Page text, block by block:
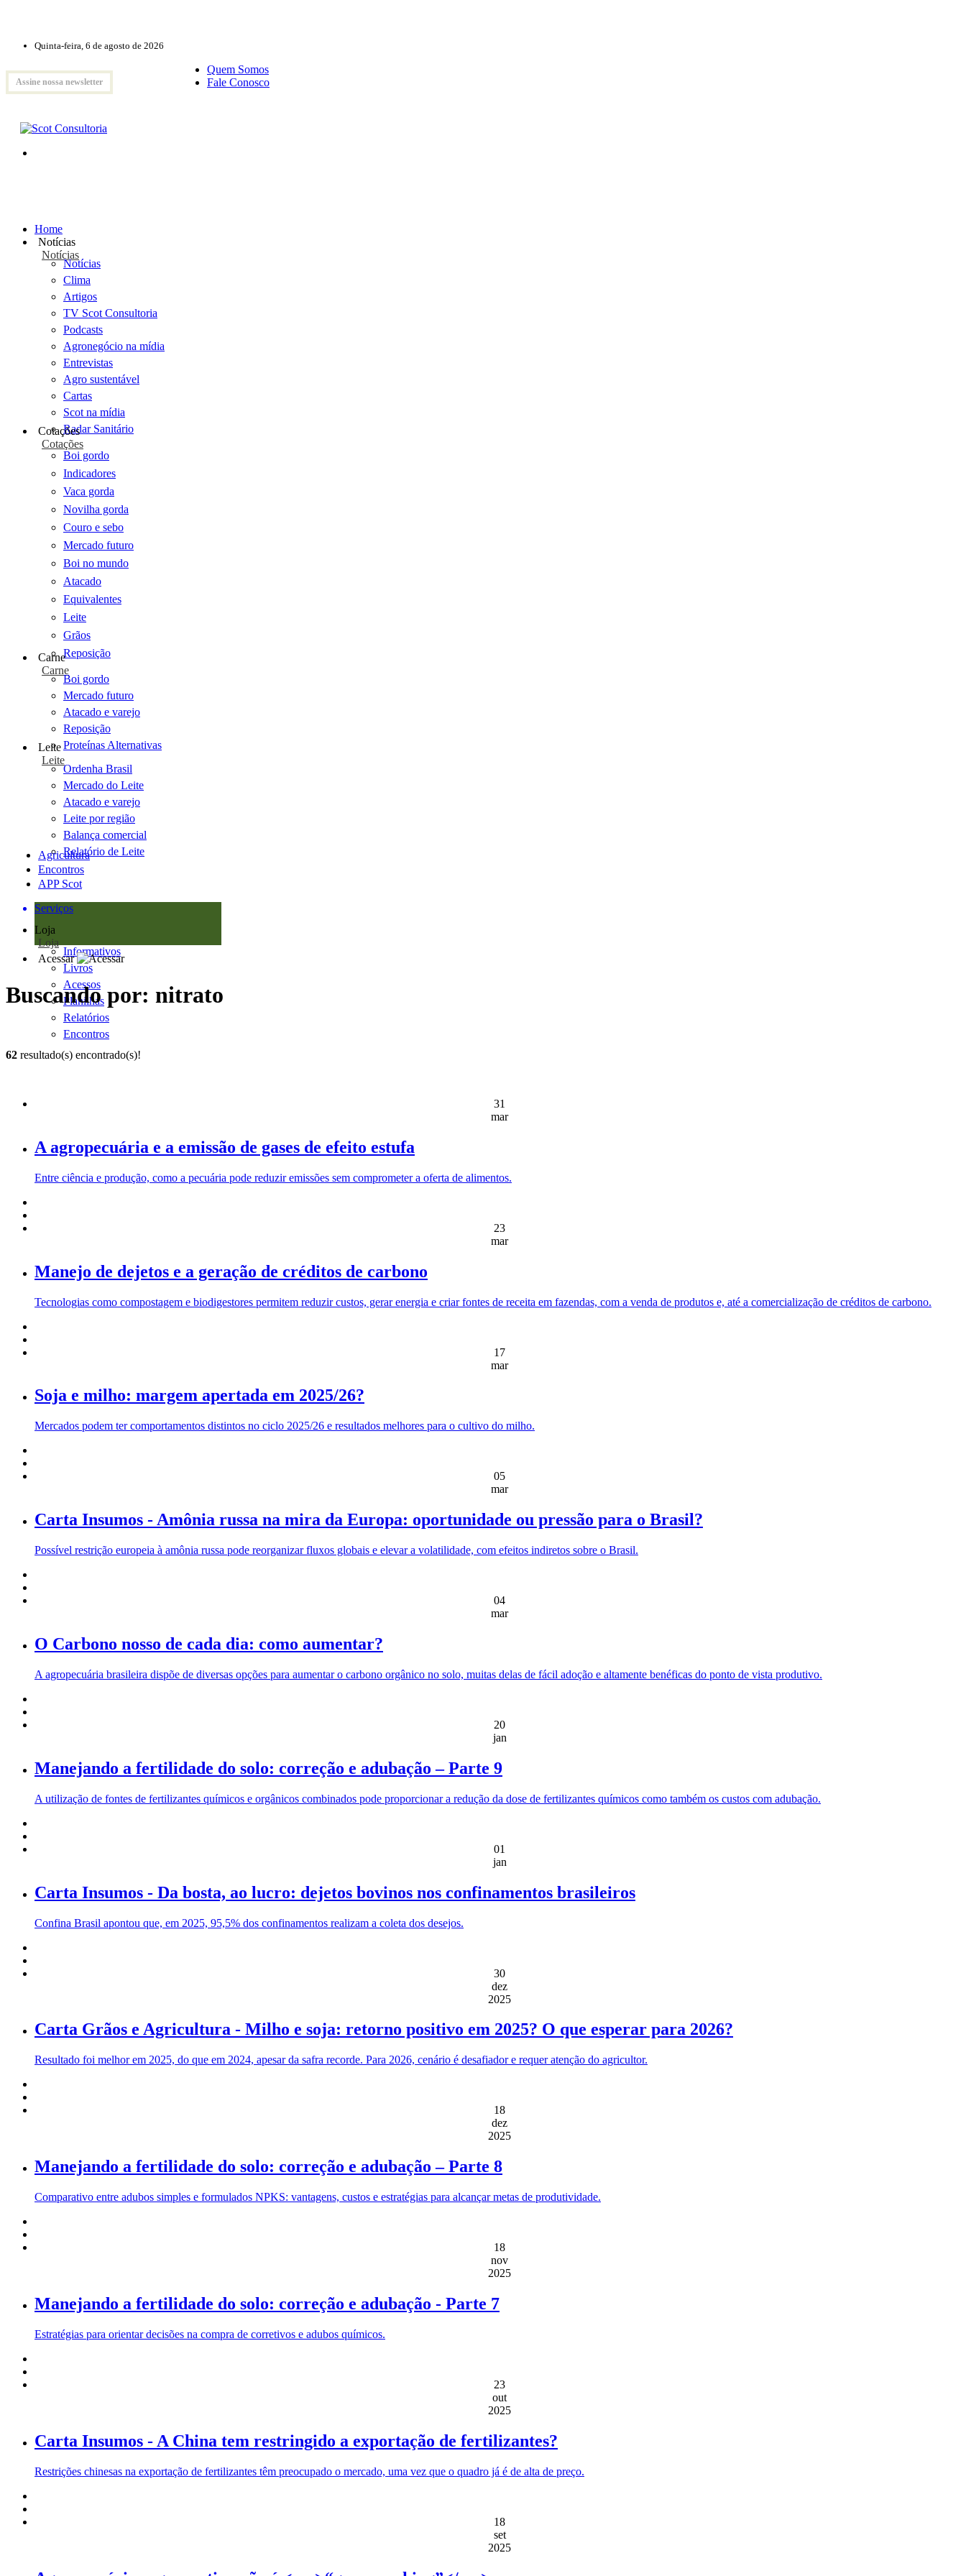
Quinta-feira, 6 de agosto de 2026
Assine nossa newsletter
Quem Somos
Fale Conosco
Home
Notícias
Notícias
Notícias
Clima
Artigos
TV Scot Consultoria
Podcasts
Agronegócio na mídia
Entrevistas
Agro sustentável
Cartas
Scot na mídia
Radar Sanitário
Cotações
Cotações
Boi gordo
Indicadores
Vaca gorda
Novilha gorda
Couro e sebo
Mercado futuro
Boi no mundo
Atacado
Equivalentes
Leite
Grãos
Reposição
Carne
Carne
Boi gordo
Mercado futuro
Atacado e varejo
Reposição
Proteínas Alternativas
Leite
Leite
Ordenha Brasil
Mercado do Leite
Atacado e varejo
Leite por região
Balança comercial
Relatório de Leite
Agricultura
Encontros
APP Scot
Serviços
Loja
Loja
Informativos
Livros
Acessos
Planilhas
Relatórios
Encontros
Acessar
Buscando por: nitrato
62 resultado(s) encontrado(s)!
31
mar
A agropecuária e a emissão de gases de efeito estufa
Entre ciência e produção, como a pecuária pode reduzir emissões sem comprometer a oferta de alimentos.
23
mar
Manejo de dejetos e a geração de créditos de carbono
Tecnologias como compostagem e biodigestores permitem reduzir custos, gerar energia e criar fontes de receita em fazendas, com a venda de produtos e, até a comercialização de créditos de carbono.
17
mar
Soja e milho: margem apertada em 2025/26?
Mercados podem ter comportamentos distintos no ciclo 2025/26 e resultados melhores para o cultivo do milho.
05
mar
Carta Insumos - Amônia russa na mira da Europa: oportunidade ou pressão para o Brasil?
Possível restrição europeia à amônia russa pode reorganizar fluxos globais e elevar a volatilidade, com efeitos indiretos sobre o Brasil.
04
mar
O Carbono nosso de cada dia: como aumentar?
A agropecuária brasileira dispõe de diversas opções para aumentar o carbono orgânico no solo, muitas delas de fácil adoção e altamente benéficas do ponto de vista produtivo.
20
jan
Manejando a fertilidade do solo: correção e adubação – Parte 9
A utilização de fontes de fertilizantes químicos e orgânicos combinados pode proporcionar a redução da dose de fertilizantes químicos como também os custos com adubação.
01
jan
Carta Insumos - Da bosta, ao lucro: dejetos bovinos nos confinamentos brasileiros
Confina Brasil apontou que, em 2025, 95,5% dos confinamentos realizam a coleta dos desejos.
30
dez
2025
Carta Grãos e Agricultura - Milho e soja: retorno positivo em 2025? O que esperar para 2026?
Resultado foi melhor em 2025, do que em 2024, apesar da safra recorde. Para 2026, cenário é desafiador e requer atenção do agricultor.
18
dez
2025
Manejando a fertilidade do solo: correção e adubação – Parte 8
Comparativo entre adubos simples e formulados NPKS: vantagens, custos e estratégias para alcançar metas de produtividade.
18
nov
2025
Manejando a fertilidade do solo: correção e adubação - Parte 7
Estratégias para orientar decisões na compra de corretivos e adubos químicos.
23
out
2025
Carta Insumos - A China tem restringido a exportação de fertilizantes?
Restrições chinesas na exportação de fertilizantes têm preocupado o mercado, uma vez que o quadro já é de alta de preço.
18
set
2025